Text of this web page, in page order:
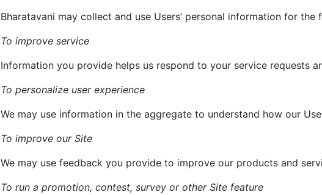
Bharatavani may collect and use Users’ personal information for the
To improve service
Information you provide helps us respond to your service requests
To personalize user experience
We may use information in the aggregate to understand how our
To improve our Site
We may use feedback you provide to improve our products and
To run a promotion, contest, survey or other Site feature